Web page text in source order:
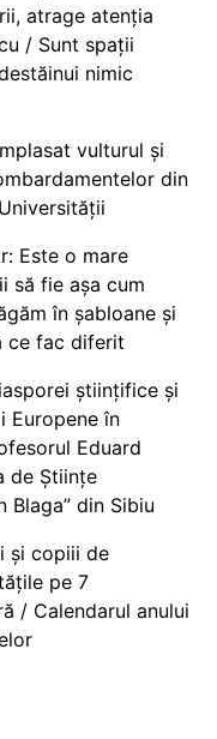
atrage atenția
/ Sunt spații
nimic
vulturul și
din
Este o mare
să fie așa cum
în șabloane și
ce fac diferit
științifice și
Europene în
Eduard
de Științe
Blaga” din Sibiu
și copiii de
pe 7
/ Calendarul anului